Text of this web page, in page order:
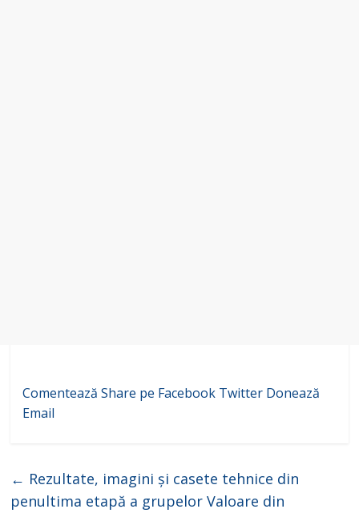
Comentează Share pe Facebook Twitter Donează
Email
← Rezultate, imagini și casete tehnice din
penultima etapă a grupelor Valoare din